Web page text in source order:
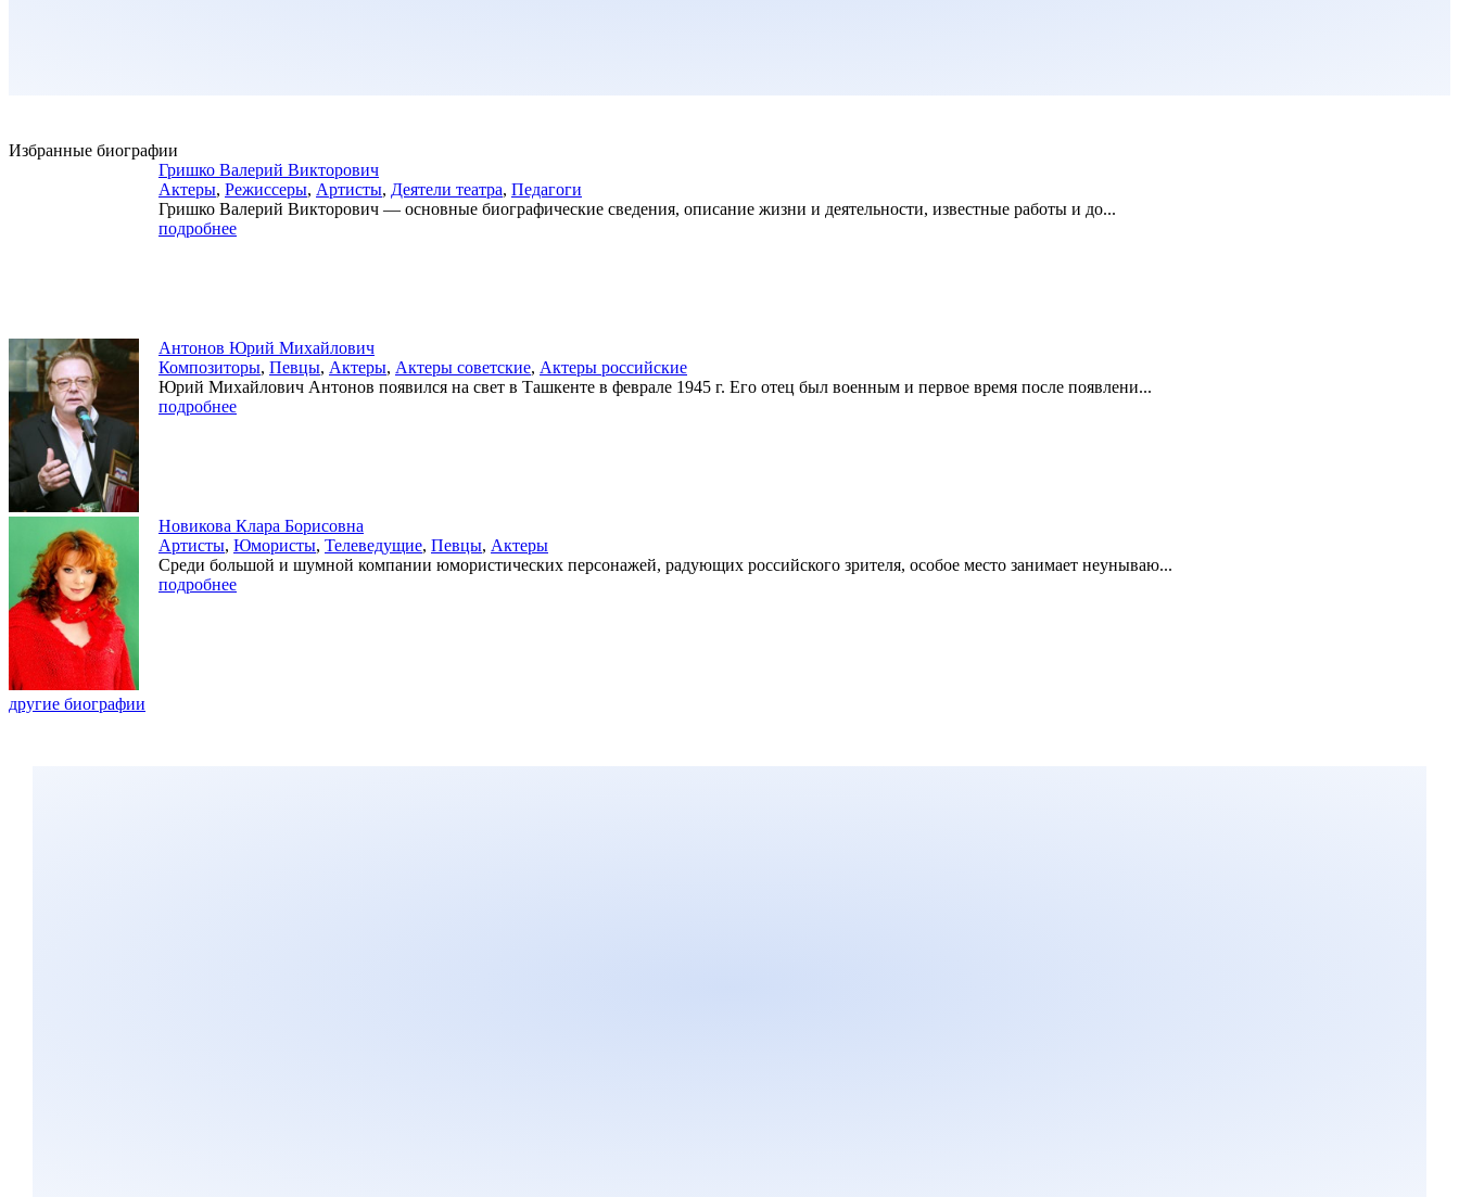
Избранные биографии
Гришко Валерий Викторович
Актеры, Режиссеры, Артисты, Деятели театра, Педагоги
Гришко Валерий Викторович — основные биографические сведения, описание жизни и деятельности, известные работы и до...
подробнее
Антонов Юрий Михайлович
Композиторы, Певцы, Актеры, Актеры советские, Актеры российские
Юрий Михайлович Антонов появился на свет в Ташкенте в феврале 1945 г. Его отец был военным и первое время после появлени...
подробнее
Новикова Клара Борисовна
Артисты, Юмористы, Телеведущие, Певцы, Актеры
Среди большой и шумной компании юмористических персонажей, радующих российского зрителя, особое место занимает неунываю...
подробнее
другие биографии